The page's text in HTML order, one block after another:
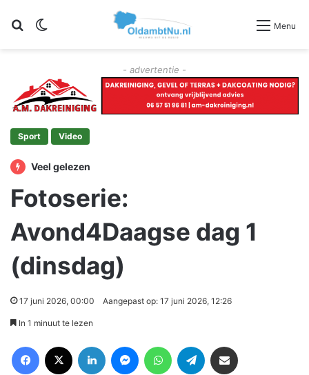
Zoeken Menu
- advertentie -
Sport Video
Veel gelezen
Fotoserie:
Avond4Daagse dag 1
(dinsdag)
17 juni 2026, 00:00 Aangepast op: 17 juni 2026, 12:26
In 1 minuut te lezen